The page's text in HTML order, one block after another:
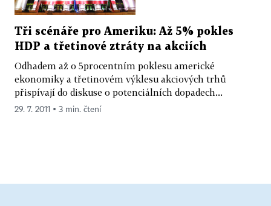
Tři scénáře pro Ameriku: Až 5% pokles
HDP a třetinové ztráty na akciích
Odhadem až o 5procentním poklesu americké
ekonomiky a třetinovém výklesu akciových trhů
přispívají do diskuse o potenciálních dopadech...
29. 7. 2011 ▪ 3 min. čtení